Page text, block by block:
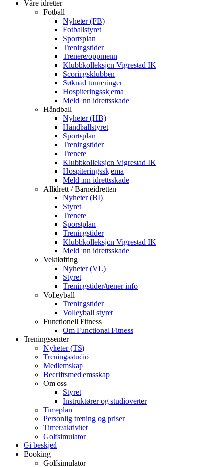
Våre idretter
Fotball
Nyheter (FB)
Fotballstyret
Sportsplan
Treningstider
Trenere/oppmenn
Klubbkolleksjon Vigrestad IK
Scoringsklubben
Søknad turneringer
Hospiteringsskjema
Meld inn idrettsskade
Håndball
Nyheter (HB)
Håndballstyret
Sportsplan
Treningstider
Trenere
Klubbkolleksjon Vigrestad IK
Hospiteringsskjema
Meld inn idrettsskade
Allidrett / Barneidretten
Nyheter (BI)
Styret
Trenere
Sporstplan
Treningstider
Klubbkolleksjon Vigrestad IK
Meld inn idrettsskade
Vektløfting
Nyheter (VL)
Styret
Treningstider/trener info
Volleyball
Treningstider
Volleyball styret
Functionell Fitness
Om Functional Fitness
Treningssenter
Nyheter (TS)
Treningsstudio
Medlemskap
Bedriftsmedlemsskap
Om oss
Styret
Instruktører og studioverter
Timeplan
Personlig trening og priser
Timer/aktivitet
Golfsimulator
Gi beskjed
Booking
Golfsimulator